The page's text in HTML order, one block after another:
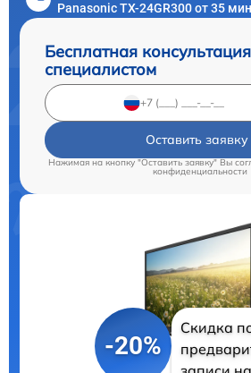
Panasonic TX-24GR300 от 35
Бесплатная
специалистом
Оставить заявку
Нажимая на кнопку "Оставить заявку" Вы
конфиденциальности
-20%
Скидка